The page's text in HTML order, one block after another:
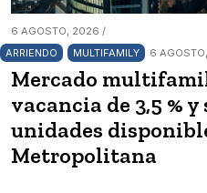
6 AGOSTO, 2026 /
ARRIENDO
MULTIFAMILY 6
Mercado
vacancia de 3,5 % y
unidades
Metropolitana